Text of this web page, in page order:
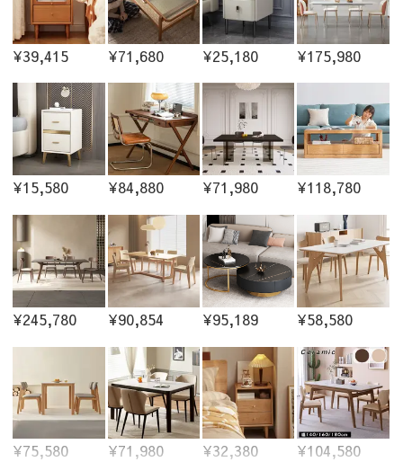
¥39,415 ¥71,680 ¥25,180 ¥175,980
¥15,580 ¥84,880 ¥71,980 ¥118,780
¥245,780 ¥90,854 ¥95,189 ¥58,580
¥75,580 ¥71,980 ¥32,380
¥104,580